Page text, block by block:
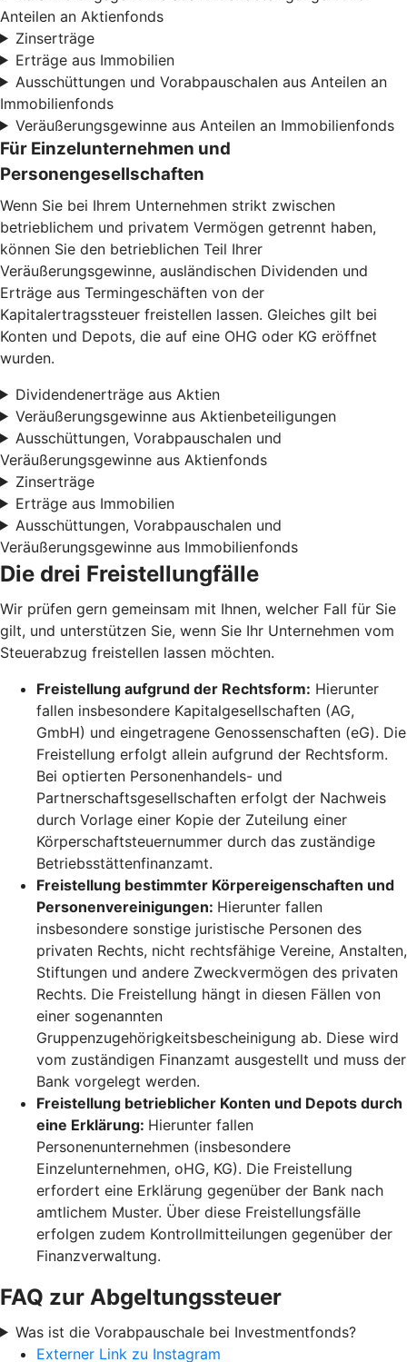
Anteilen an Aktienfonds
Zinserträge
Erträge aus Immobilien
Ausschüttungen und Vorabpauschalen aus Anteilen an
Immobilienfonds
Veräußerungsgewinne aus Anteilen an Immobilienfonds
Für Einzelunternehmen und
Personengesellschaften
Wenn Sie bei Ihrem Unternehmen strikt zwischen
betrieblichem und privatem Vermögen getrennt haben,
können Sie den betrieblichen Teil Ihrer
Veräußerungsgewinne, ausländischen Dividenden und
Erträge aus Termingeschäften von der
Kapitalertragssteuer freistellen lassen. Gleiches gilt bei
Konten und Depots, die auf eine OHG oder KG eröffnet
wurden.
Dividendenerträge aus Aktien
Veräußerungsgewinne aus Aktienbeteiligungen
Ausschüttungen, Vorabpauschalen und
Veräußerungsgewinne aus Aktienfonds
Zinserträge
Erträge aus Immobilien
Ausschüttungen, Vorabpauschalen und
Veräußerungsgewinne aus Immobilienfonds
Die drei Freistellungfälle
Wir prüfen gern gemeinsam mit Ihnen, welcher Fall für Sie
gilt, und unterstützen Sie, wenn Sie Ihr Unternehmen vom
Steuerabzug freistellen lassen möchten.
Freistellung aufgrund der Rechtsform: Hierunter
fallen insbesondere Kapitalgesellschaften (AG,
GmbH) und eingetragene Genossenschaften (eG). Die
Freistellung erfolgt allein aufgrund der Rechtsform.
Bei optierten Personenhandels- und
Partnerschaftsgesellschaften erfolgt der Nachweis
durch Vorlage einer Kopie der Zuteilung einer
Körperschaftsteuernummer durch das zuständige
Betriebsstättenfinanzamt.
Freistellung bestimmter Körpereigenschaften und
Personenvereinigungen: Hierunter fallen
insbesondere sonstige juristische Personen des
privaten Rechts, nicht rechtsfähige Vereine, Anstalten,
Stiftungen und andere Zweckvermögen des privaten
Rechts. Die Freistellung hängt in diesen Fällen von
einer sogenannten
Gruppenzugehörigkeitsbescheinigung ab. Diese wird
vom zuständigen Finanzamt ausgestellt und muss der
Bank vorgelegt werden.
Freistellung betrieblicher Konten und Depots durch
eine Erklärung: Hierunter fallen
Personenunternehmen (insbesondere
Einzelunternehmen, oHG, KG). Die Freistellung
erfordert eine Erklärung gegenüber der Bank nach
amtlichem Muster. Über diese Freistellungsfälle
erfolgen zudem Kontrollmitteilungen gegenüber der
Finanzverwaltung.
FAQ zur Abgeltungssteuer
Was ist die Vorabpauschale bei Investmentfonds?
Externer Link zu Instagram